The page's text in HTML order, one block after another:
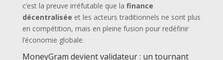
c’est la preuve irréfutable que la finance
décentralisée et les acteurs traditionnels ne sont plus
en compétition, mais en pleine fusion pour redéfinir
l’économie globale.
MoneyGram devient validateur : un tournant